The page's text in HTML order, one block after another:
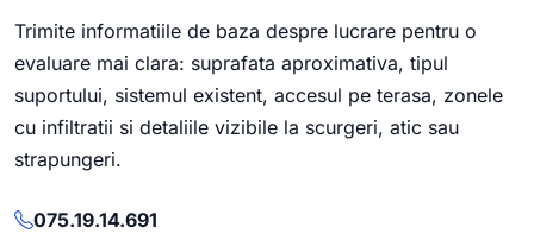
Trimite informatiile de baza despre lucrare pentru o
evaluare mai clara: suprafata aproximativa, tipul
suportului, sistemul existent, accesul pe terasa, zonele
cu infiltratii si detaliile vizibile la scurgeri, atic sau
strapungeri.
075.19.14.691